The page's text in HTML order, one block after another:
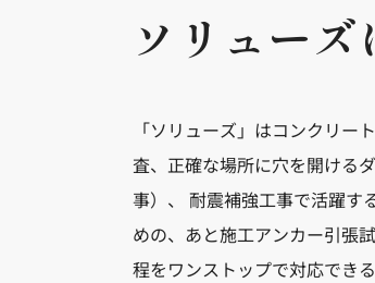
ソリューズ
「ソリューズ」はコンクリー
査、正確な場所に穴を開ける
事）、 耐震補強工事で活躍す
めの、あと施工アンカー引張
程をワンストップで対応でき